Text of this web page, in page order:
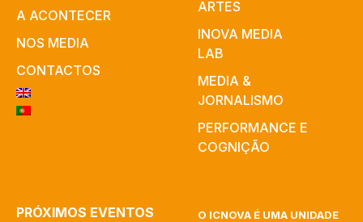
A ACONTECER
NOS MEDIA
CONTACTOS
ARTES​
INOVA MEDIA
LAB
MEDIA &
JORNALISMO
PERFORMANCE E
COGNIÇÃO
PRÓXIMOS EVENTOS
O ICNOVA É UMA UNIDADE